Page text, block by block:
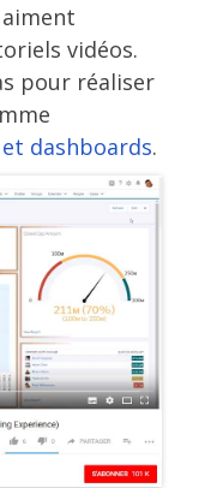
vidéos.
pour réaliser
dashboards.